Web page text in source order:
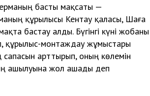
басты мақсаты —
құрылысы Кентау қаласы, Шаға
бастау алды. Бүгінгі күні жобаны
құрылыс-монтаждау жұмыстары
арттырып, оның көлемін
ашылуына жол ашады деп